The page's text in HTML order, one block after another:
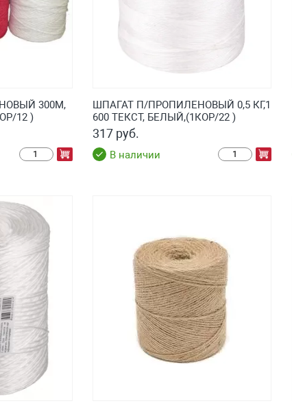
300М,
12 )
ШПАГАТ П/ПРОПИЛЕНОВЫЙ 0,5 КГ,1
600 ТЕКСТ, БЕЛЫЙ,(1КОР/22 )
317 руб.
В наличии